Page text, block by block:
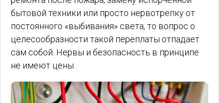
бытовой техники или просто нервотрепку от
постоянного «выбивания» света, то вопрос о
целесообразности такой переплаты отпадает
сам собой. Нервы и безопасность в принципе
не имеют цены.